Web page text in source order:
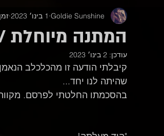
המתנה מיוחלת
Goldie Sunshine 1 בינו׳ 2023 זמן
עודכן: 2 בינו׳ 2023
קיבלתי הודעה זו מהכלכלב
שהיתה לנו יחד...
בהסכמתו החלטתי לפרסם.